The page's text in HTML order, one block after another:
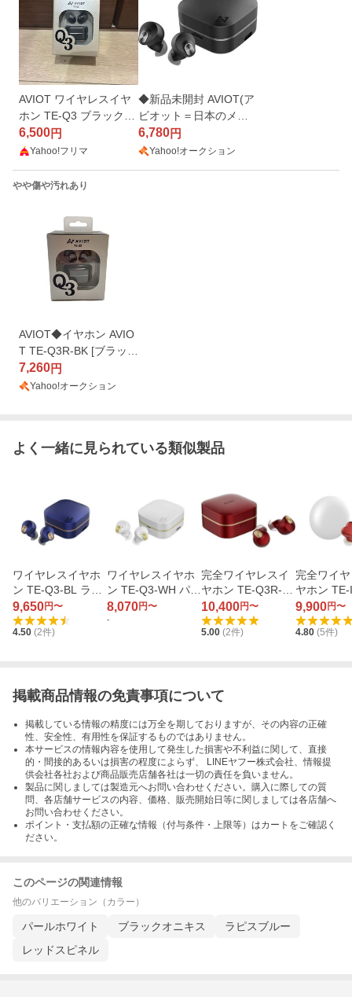
AVIOT ワイヤレスイヤ
ホン TE-Q3 ブラックオ
ニキス
6,500円
Yahoo!フリマ
◆新品未開封 AVIOT(ア
ビオット＝日本のメー
カー) 完全ワイヤレスイ
ヤホン TE-Q3-BK [業界
6,780円
Yahoo!オークション
やや傷や汚れあり
AVIOT◆イヤホン AVIO
T TE-Q3R-BK [ブラック
オニキス]//
7,260円
Yahoo!オークション
よく一緒に見られている類似製品
ワイヤレスイヤホ
ン TE-Q3-BL ラピ
スブルー
9,650円〜
4.50 (2件)
ワイヤレスイヤホ
ン TE-Q3-WH パー
ルホワイト
8,070円〜
-
完全ワイヤレスイ
ヤホン TE-Q3R-R
D レッドスピネル
10,400円〜
5.00 (2件)
完全ワイ
ヤホン
ド
9,900円〜
4.80 (5件)
掲載商品情報の免責事項について
掲載している情報の精度には万全を期しておりますが、その内容の正確
性、安全性、有用性を保証するものではありません。
本サービスの情報内容を使用して発生した損害や不利益に関して、直接
的・間接的あるいは損害の程度によらず、 LINEヤフー株式会社、情報提
供会社各社および商品販売店舗各社は一切の責任を負いません。
製品に関しましては製造元へお問い合わせください。購入に際しての質
問、各店舗サービスの内容、価格、販売開始日等に関しましては各店舗へ
お問い合わせください。
ポイント・支払額の正確な情報（付与条件・上限等）はカートをご確認く
ださい。
このページの関連情報
他のバリエーション（カラー）
パールホワイト ブラックオニキス
ラピスブルー
レッドスピネル